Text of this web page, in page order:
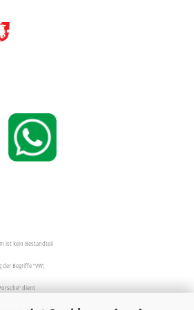
ist kein Bestandteil
Begriffe "VW",
dient